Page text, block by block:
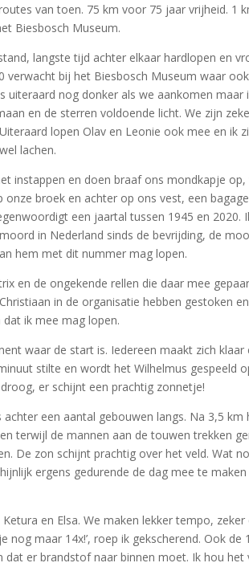
van toen. 75 km voor 75 jaar vrijheid. 1
Biesbosch Museum.
langste tijd achter elkaar hardlopen en
bij het Biesbosch Museum waar
uiteraard nog donker als we aankomen
en de sterren voldoende licht. We zijn
lopen Olav en Leonie ook mee en ik
lachen.
instappen en doen braaf ons mondkapje
broek en achter op ons vest, een
een jaartal tussen 1945 en
in Nederland sinds de bevrijding, de
hem met dit nummer mag lopen.
en de ongekende rellen die daar mee
in de organisatie hebben gestoken
ik mee mag lopen.
waar de start is. Iedereen maakt zich klaar
stilte en wordt het Wilhelmus gespeeld
er schijnt een prachtig zonnetje!
een aantal gebouwen langs. Na 3,5
terwijl de mannen aan de touwen trekken
De zon schijnt prachtig over het veld. Wat
ergens gedurende de dag mee te
en Elsa. We maken lekker tempo,
maar 14x!’, roep ik gekscherend. Ook
er brandstof naar binnen moet. Ik hou